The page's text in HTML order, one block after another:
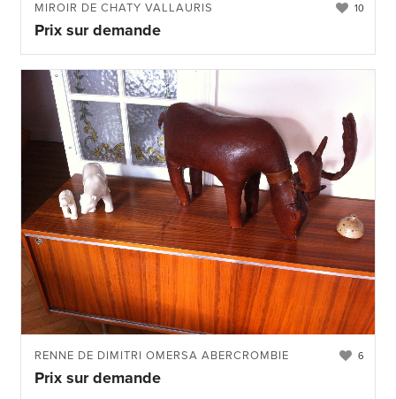
10
MIROIR DE CHATY VALLAURIS
Prix sur demande
6
RENNE DE DIMITRI OMERSA ABERCROMBIE
Prix sur demande